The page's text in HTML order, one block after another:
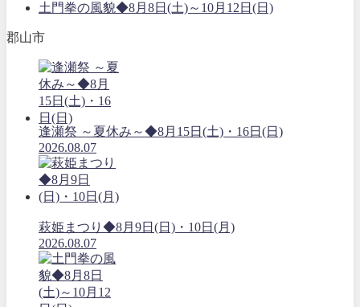
土門拳の風貌◆8月8日(土)～10月12日(日)
郡山市
逢瀬祭 ～夏休み～◆8月15日(土)・16日(日)
2026.08.07
萩姫まつり◆8月9日(日)・10日(月)
2026.08.07